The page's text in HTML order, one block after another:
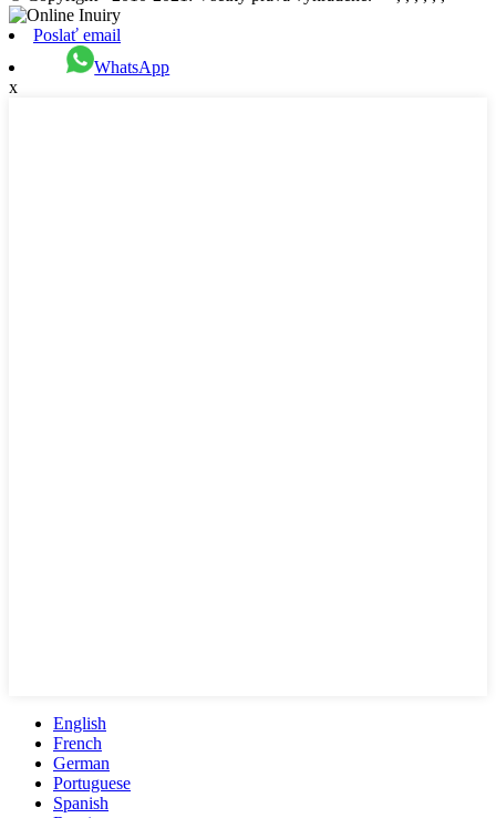
Poslať email
WhatsApp
x
English
French
German
Portuguese
Spanish